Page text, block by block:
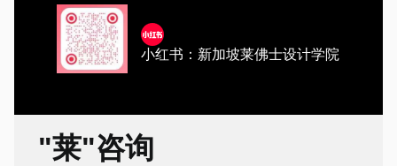
小红书：新加坡莱佛士设计学院
"莱"咨询